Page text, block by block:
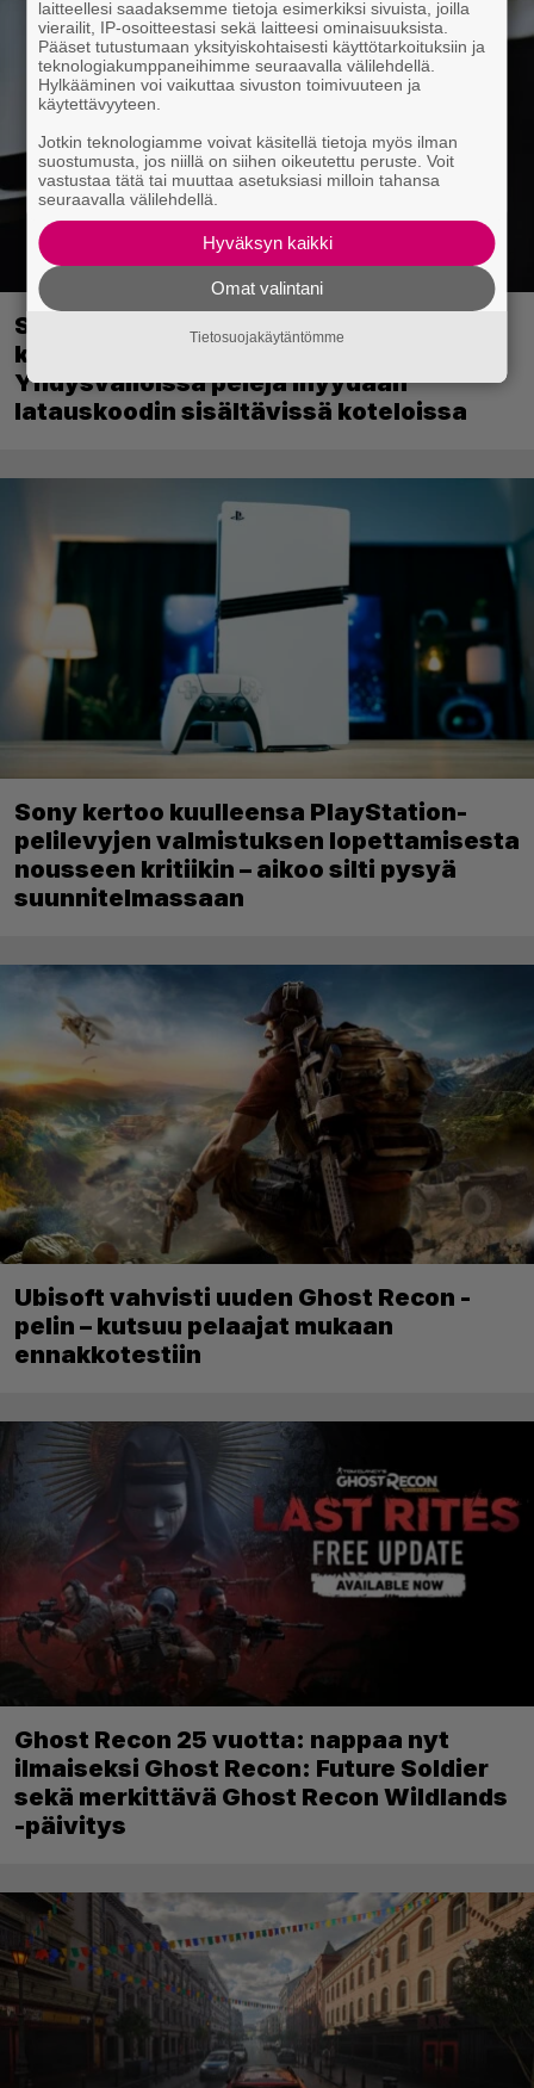
Sony on keskustellut jälleenmyyjien
kanssa levyttömyyteen siirtymisestä –
Yhdysvalloissa pelejä myydään
latauskoodin sisältävissä koteloissa
Sony kertoo kuulleensa PlayStation-
pelilevyjen valmistuksen lopettamisesta
nousseen kritiikin – aikoo silti pysyä
suunnitelmassaan
Ubisoft vahvisti uuden Ghost Recon -
pelin – kutsuu pelaajat mukaan
ennakkotestiin
Ghost Recon 25 vuotta: nappaa nyt
ilmaiseksi Ghost Recon: Future Soldier
sekä merkittävä Ghost Recon Wildlands
-päivitys
laitteellesi saadaksemme tietoja esimerkiksi sivuista, joilla
vierailit, IP-osoitteestasi sekä laitteesi ominaisuuksista.
Pääset tutustumaan yksityiskohtaisesti käyttötarkoituksiin ja
teknologiakumppaneihimme seuraavalla välilehdellä.
Hylkääminen voi vaikuttaa sivuston toimivuuteen ja
käytettävyyteen.
Jotkin teknologiamme voivat käsitellä tietoja myös ilman
suostumusta, jos niillä on siihen oikeutettu peruste. Voit
vastustaa tätä tai muuttaa asetuksiasi milloin tahansa
seuraavalla välilehdellä.
Hyväksyn kaikki
Omat valintani
Tietosuojakäytäntömme